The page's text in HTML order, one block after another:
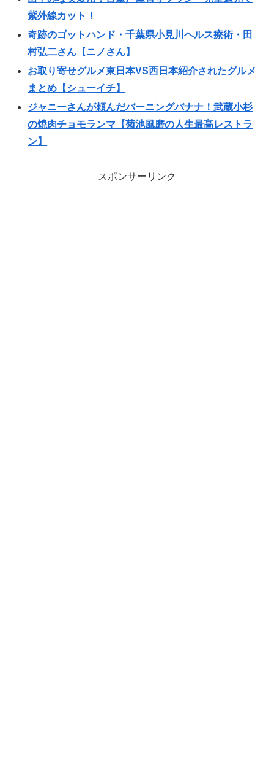
紫外線カット！
奇跡のゴットハンド・千葉県小見川ヘルス療術・田
村弘二さん【ニノさん】
お取り寄せグルメ東日本VS西日本紹介されたグルメ
まとめ【シューイチ】
ジャニーさんが頼んだバーニングバナナ！武蔵小杉
の焼肉チョモランマ【菊池風磨の人生最高レストラ
ン】
スポンサーリンク